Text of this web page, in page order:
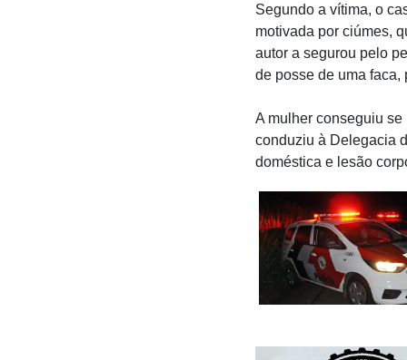
Segundo a vítima, o
motivada por ciúmes,
autor a segurou pelo
de posse de uma faca,
A mulher conseguiu
conduziu à Delegacia
doméstica e lesão